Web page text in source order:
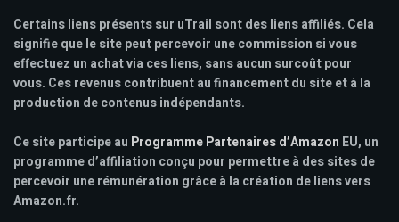
Certains liens présents sur uTrail sont des liens affiliés. Cela
signifie que le site peut percevoir une commission si vous
effectuez un achat via ces liens, sans aucun surcoût pour
vous. Ces revenus contribuent au financement du site et à la
production de contenus indépendants.
Ce site participe au Programme Partenaires d’Amazon EU, un
programme d’affiliation conçu pour permettre à des sites de
percevoir une rémunération grâce à la création de liens vers
Amazon.fr.